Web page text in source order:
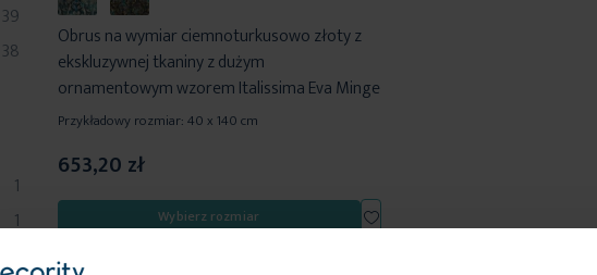
Obrus na wymiar ciemnoturkusowo złoty z
ekskluzywnej tkaniny z dużym
ornamentowym wzorem Italissima Eva Minge
Przykładowy rozmiar: 40 x 140 cm
653,20 zł
Wybierz rozmiar
Dodaj
do
39
produkty
38
produkty
1produkt
1produkt
produkt